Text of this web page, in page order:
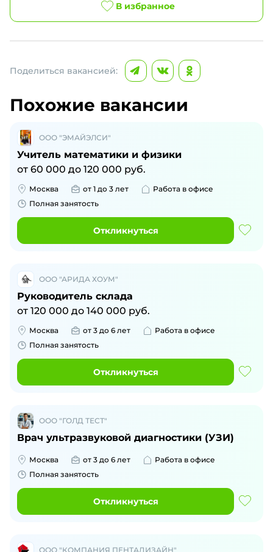
В избранное
Поделиться вакансией:
Похожие вакансии
ООО "ЭМАЙЭЛСИ"
Учитель математики и физики
от 60 000 до 120 000 руб.
Москва от 1 до 3 лет
Работа в офисе
Полная занятость
Откликнуться
ООО "АРИДА ХОУМ"
Руководитель склада
от 120 000 до 140 000 руб.
Москва от 3 до 6 лет
Работа в офисе
Полная занятость
Откликнуться
ООО "ГОЛД ТЕСТ"
Врач ультразвуковой диагностики (УЗИ)
Москва от 3 до 6 лет
Работа в офисе
Полная занятость
Откликнуться
ООО "КОМПАНИЯ ПЕНТАДИЗАЙН"